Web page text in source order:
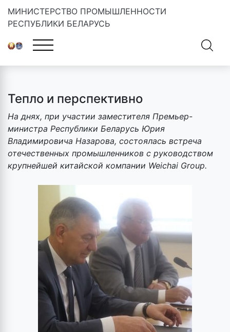
МИНИСТЕРСТВО ПРОМЫШЛЕННОСТИ
РЕСПУБЛИКИ БЕЛАРУСЬ
Главная
Тепло и перспективно
На днях, при участии заместителя Премьер-
министра Республики Беларусь Юрия
Владимировича Назарова, состоялась встреча
отечественных промышленников с руководством
крупнейшей китайской компании Weichai Group.